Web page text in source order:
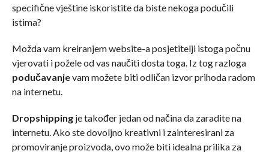
specifične vještine iskoristite da biste nekoga podučili
istima?
Možda vam kreiranjem website-a posjetitelji istoga počnu
vjerovati i požele od vas naučiti dosta toga. Iz tog razloga
podučavanjevam možete biti odličan izvor prihoda radom
na internetu.
Dropshippingje također jedan od načina da zaradite na
internetu. Ako ste dovoljno kreativni i zainteresirani za
promoviranje proizvoda, ovo može biti idealna prilika za